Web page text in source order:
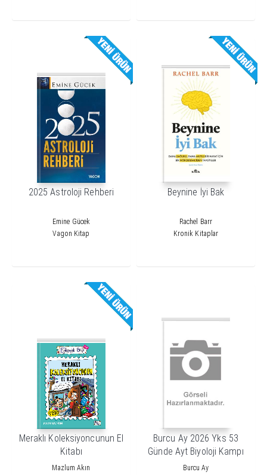
2025 Astroloji Rehberi
Emine Gücek
Vagon Kitap
Beynine İyi Bak
Rachel Barr
Kronik Kitaplar
Meraklı Koleksiyoncunun El
Kitabı
Mazlum Akın
Burcu Ay 2026 Yks 53
Günde Ayt Biyoloji Kampı
Burcu Ay